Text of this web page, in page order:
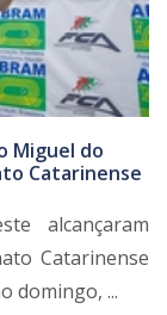
Miguel do
Catarinense
alcançaram
Catarinense
domingo, ...